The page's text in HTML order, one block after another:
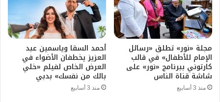
مجلة «نور» تطلق «رسائل
الإمام للأطفال» في قالب
كارتوني ببرنامج «نور» على
شاشة قناة الناس
منذ 3 أسابيع
أحمد السقا وياسمين عبد
العزيز يخطفان الأضواء في
العرض الخاص لفيلم «خلي
بالك من نفسك» بدبي
منذ 3 أسابيع